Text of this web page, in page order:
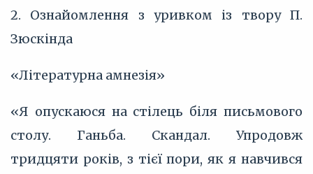
2. Ознайомлення з уривком із твору П.
Зюскінда
«Літературна амнезія»
«Я опускаюся на стілець біля письмового
столу. Ганьба. Скандал. Упродовж
тридцяти років, з тієї пори, як я навчився